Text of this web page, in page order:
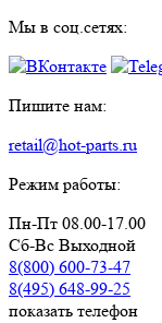
Мы в соц.сетях:
Пишите нам:
retail@hot-parts.ru
Режим работы:
Пн-Пт 08.00-17.00
Сб-Вс Выходной
8(800) 600-73-47
8(495) 648-99-25
показать телефон